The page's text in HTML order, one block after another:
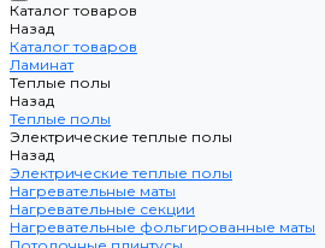
Каталог товаров
Назад
Каталог товаров
Ламинат
Теплые полы
Назад
Теплые полы
Электрические теплые полы
Назад
Электрические теплые полы
Нагревательные маты
Нагревательные секции
Нагревательные фольгированные маты